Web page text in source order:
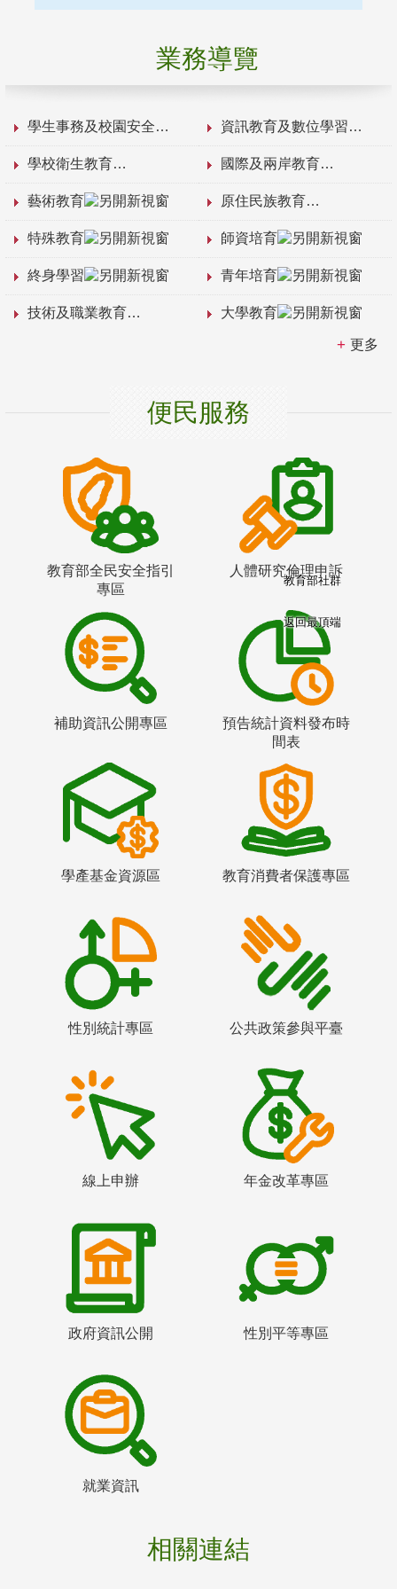
業務導覽
學生事務及校園安全 資訊教育及數位學習
學校衛生教育 國際及兩岸教育
藝術教育 原住民族教育
特殊教育 師資培育
終身學習 青年培育
技術及職業教育 大學教育
更多
便民服務
教育部全民安全指引
專區
人體研究倫理申訴
補助資訊公開專區
預告統計資料發布時
間表
學產基金資源區 教育消費者保護專區
性別統計專區 公共政策參與平臺
線上申辦 年金改革專區
政府資訊公開 性別平等專區
就業資訊
相關連結
教育部社群
返回最頂端